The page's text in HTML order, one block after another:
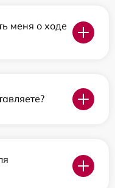
меня о ходе